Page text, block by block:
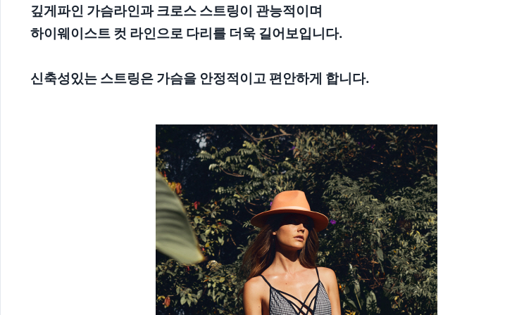
깊게파인 가슴라인과 크로스 스트링이 관능적이며
하이웨이스트 컷 라인으로 다리를 더욱 길어보입니다.
신축성있는 스트링은 가슴을 안정적이고 편안하게 합니다.